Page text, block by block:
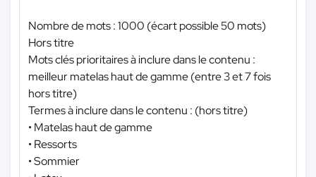
Nombre de mots : 1000 (écart possible 50 mots)
Hors titre
Mots clés prioritaires à inclure dans le contenu :
meilleur matelas haut de gamme (entre 3 et 7 fois
hors titre)
Termes à inclure dans le contenu : (hors titre)
• Matelas haut de gamme
• Ressorts
• Sommier